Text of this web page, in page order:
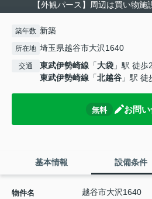
【外観パース】周辺は買い物施
築年数 新築
所在地 埼玉県越谷市大沢1640
交通 東武伊勢崎線 「大袋 」駅 徒歩
東武伊勢崎線 「北越谷 」駅 徒
無料 お問
基本情報 設備条件
物件名 越谷市大沢1640